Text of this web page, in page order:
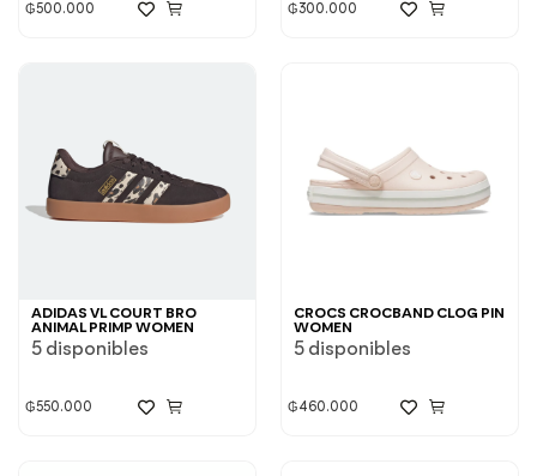
₲500.000 ₲300.000
ADIDAS VL COURT BRO
ANIMAL PRIMP WOMEN
5 disponibles
₲550.000
CROCS CROCBAND CLOG PIN
WOMEN
5 disponibles
₲460.000